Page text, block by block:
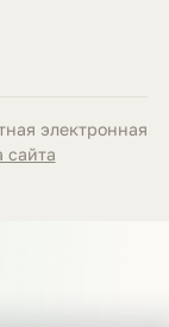
электронная
сайта